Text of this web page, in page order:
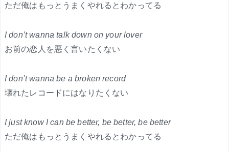
ただ俺はもっとうまくやれるとわかってる
I don’t wanna talk down on your lover
お前の恋人を悪く言いたくない
I don’t wanna be a broken record
壊れたレコードにはなりたくない
I just know I can be better, be better, be better
ただ俺はもっとうまくやれるとわかってる